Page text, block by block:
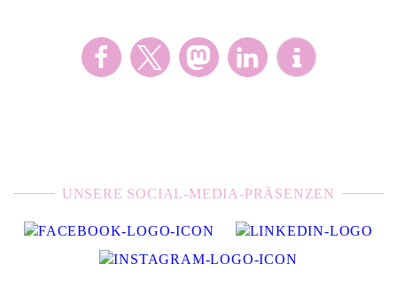
UNSERE SOCIAL-MEDIA-PRÄSENZEN